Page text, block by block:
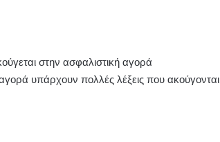
στην ασφαλιστική αγορά
υπάρχουν πολλές λέξεις που ακούγονται